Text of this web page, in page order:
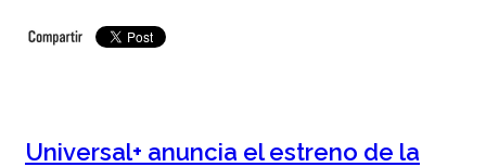
Universal+ anuncia el estreno de la